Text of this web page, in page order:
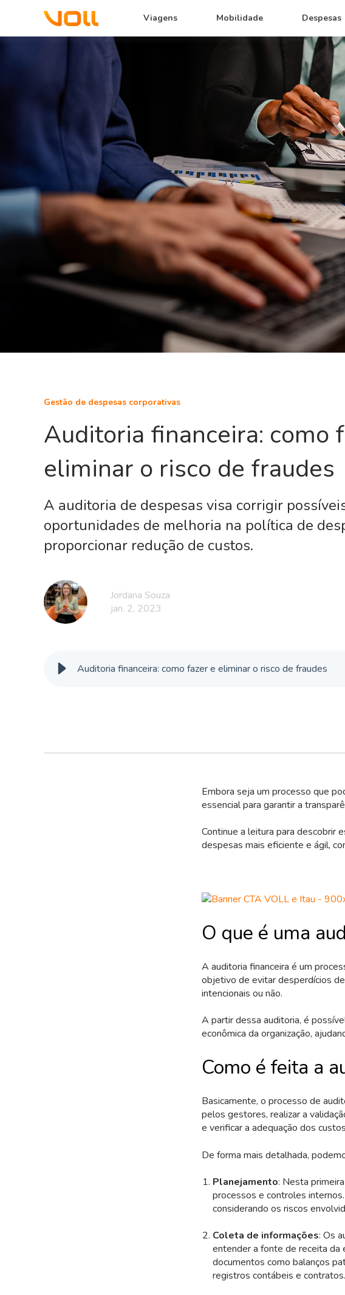
Viagens Mobilidade Despesas
Gestão de despesas corporativas
Auditoria financeira: como
eliminar o risco de fraudes
A auditoria de despesas visa corrigir
oportunidades de melhoria na política de
proporcionar redução de custos.
Jordana Souza
jan. 2, 2023
Auditoria financeira: como fazer e eliminar o risco de fraudes
Embora seja um processo que
essencial para garantir a
Continue a leitura para descobrir
despesas mais eficiente e ágil,
O que é uma
A auditoria financeira é um
objetivo de evitar desperdícios
intencionais ou não.
A partir dessa auditoria, é
econômica da organização,
Como é feita a
Basicamente, o processo de
pelos gestores, realizar a
e verificar a adequação dos
De forma mais detalhada,
Planejamento: Nesta
processos e controles
considerando os riscos
Coleta de informações: Os
entender a fonte de receita da
documentos como balanços
registros contábeis e contratos.